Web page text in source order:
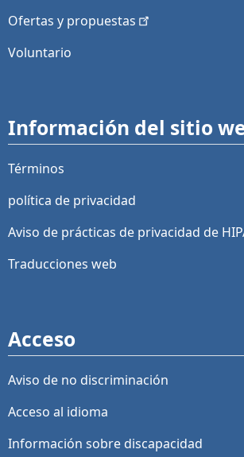
Ofertas y propuestas
Voluntario
Información del sitio
Términos
política de privacidad
Aviso de prácticas de privacidad de
Traducciones web
Acceso
Aviso de no discriminación
Acceso al idioma
Información sobre discapacidad